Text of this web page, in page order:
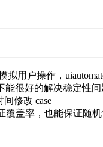
拟用户操作，
很好的解决稳定性
修改 case
覆盖率，也能保证随